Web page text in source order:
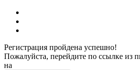
Регистрация пройдена успешно!
Пожалуйста, перейдите по ссылке из
на